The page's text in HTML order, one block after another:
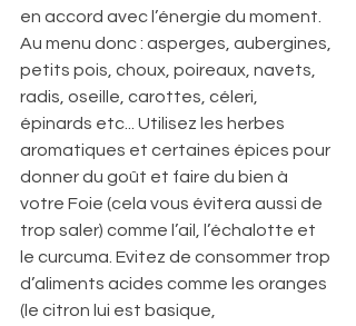
en accord avec l’énergie du moment.
Au menu donc : asperges, aubergines,
petits pois, choux, poireaux, navets,
radis, oseille, carottes, céleri,
épinards etc... Utilisez les herbes
aromatiques et certaines épices pour
donner du goût et faire du bien à
votre Foie (cela vous évitera aussi de
trop saler) comme l’ail, l’échalotte et
le curcuma. Evitez de consommer trop
d’aliments acides comme les oranges
(le citron lui est basique,